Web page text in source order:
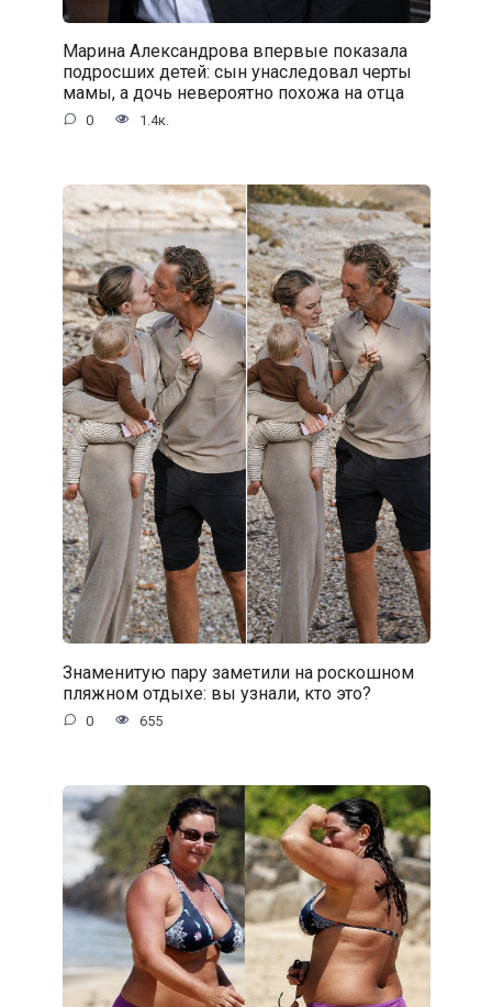
Марина Александрова впервые показала
подросших детей: сын унаследовал черты
мамы, а дочь невероятно похожа на отца
0 1.4к.
Знаменитую пару заметили на роскошном
пляжном отдыхе: вы узнали, кто это?
0 655